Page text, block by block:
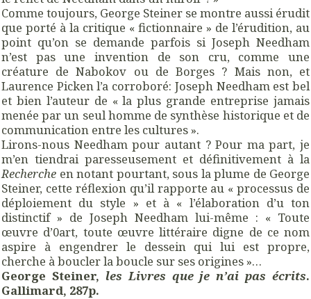
Comme toujours, George Steiner se montre aussi érudit
que porté à la critique « fictionnaire » de l’érudition, au
point qu’on se demande parfois si Joseph Needham
n’est pas une invention de son cru, comme une
créature de Nabokov ou de Borges ? Mais non, et
Laurence Picken l’a corroboré: Joseph Needham est bel
et bien l’auteur de « la plus grande entreprise jamais
menée par un seul homme de synthèse historique et de
communication entre les cultures ».
Lirons-nous Needham pour autant ? Pour ma part, je
m’en tiendrai paresseusement et définitivement à la
Recherche en notant pourtant, sous la plume de George
Steiner, cette réflexion qu’il rapporte au « processus de
déploiement du style » et à « l’élaboration d’u ton
distinctif » de Joseph Needham lui-même : « Toute
œuvre d’0art, toute œuvre littéraire digne de ce nom
aspire à engendrer le dessein qui lui est propre,
cherche à boucler la boucle sur ses origines »…
George Steiner, les Livres que je n’ai pas écrits.
Gallimard, 287p.